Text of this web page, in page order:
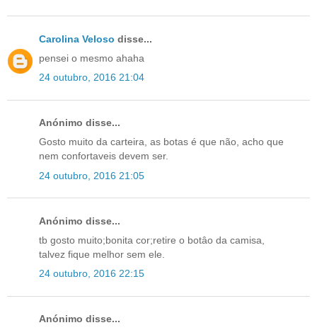
Carolina Veloso disse...
pensei o mesmo ahaha
24 outubro, 2016 21:04
Anónimo disse...
Gosto muito da carteira, as botas é que não, acho que
nem confortaveis devem ser.
24 outubro, 2016 21:05
Anónimo disse...
tb gosto muito;bonita cor;retire o botâo da camisa,
talvez fique melhor sem ele.
24 outubro, 2016 22:15
Anónimo disse...